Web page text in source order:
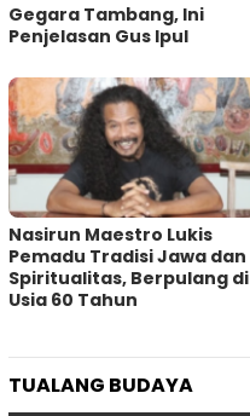
Gegara Tambang, Ini
Penjelasan Gus Ipul
‎Nasirun Maestro Lukis
Pemadu Tradisi Jawa dan
Spiritualitas, Berpulang di
Usia 60 Tahun
TUALANG BUDAYA